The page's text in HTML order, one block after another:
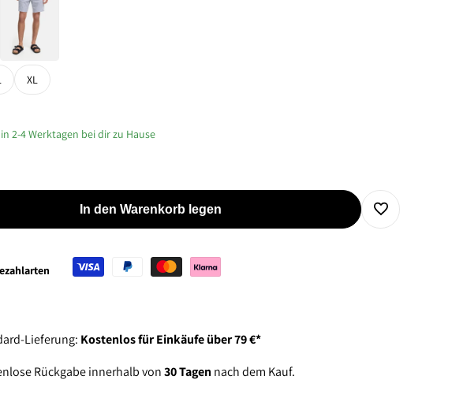
XL
2-4 Werktagen bei dir zu Hause
In den Warenkorb legen
Zur
Lieferung: Kostenlos für Einkäufe über 79 €*
Rückgabe innerhalb von30 Tagennach dem Kauf.